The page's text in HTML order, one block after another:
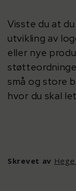
Visste du at
utvikling av
eller nye
små og store
hvor du skal
Skrevet av